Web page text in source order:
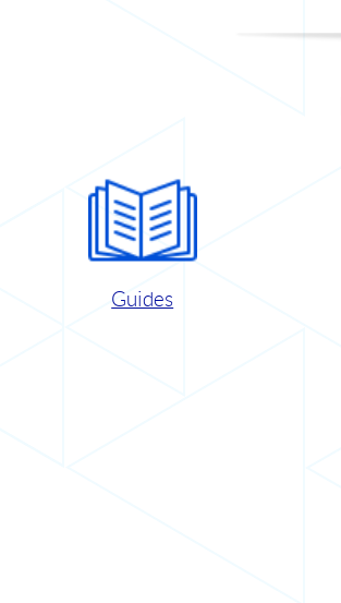
Guides